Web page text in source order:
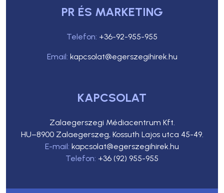
PR ÉS MARKETING
Telefon: +36-92-955-955
Email: kapcsolat@egerszegihirek.hu
KAPCSOLAT
Zalaegerszegi Médiacentrum Kft.
HU–8900 Zalaegerszeg, Kossuth Lajos utca 45-49.
E-mail: kapcsolat@egerszegihirek.hu
Telefon: +36 (92) 955-955